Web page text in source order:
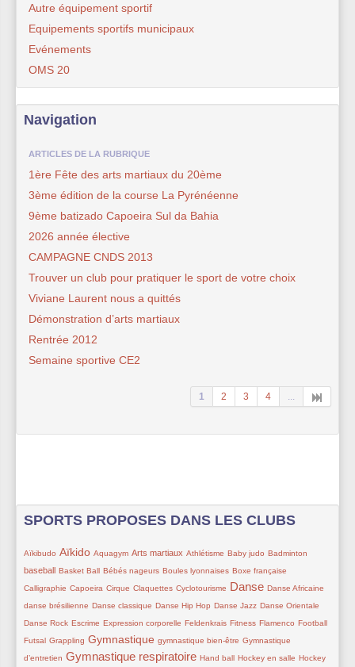
Autre équipement sportif
Equipements sportifs municipaux
Evénements
OMS 20
Navigation
ARTICLES DE LA RUBRIQUE
1ère Fête des arts martiaux du 20ème
3ème édition de la course La Pyrénéenne
9ème batizado Capoeira Sul da Bahia
2026 année élective
CAMPAGNE CNDS 2013
Trouver un club pour pratiquer le sport de votre choix
Viviane Laurent nous a quittés
Démonstration d’arts martiaux
Rentrée 2012
Semaine sportive CE2
1 2 3 4
SPORTS PROPOSES DANS LES CLUBS
11/234
Aïkibudo
112/234Aïkido
38/234 Aquagym
51/234 Arts martiaux
36/234 Athlétisme
48/234 Baby judo
43/234 Badminton
55/234
baseball
38/234 Basket Ball
11/234 Bébés nageurs
47/234 Boules lyonnaises
37/234 Boxe française
18/234
Calligraphie
46/234 Capoeira
38/234 Cirque
11/234 Claquettes
11/234 Cyclotourisme
146/234 Danse
22/234 Danse Africaine
11/234
danse brésilienne
39/234 Danse classique
22/234 Danse Hip Hop
11/234 Danse Jazz
11/234 Danse Orientale
11/234
Danse Rock
11/234 Escrime
39/234 Expression corporelle
29/234 Feldenkrais
22/234 Fitness
11/234 Flamenco
49/234 Football
13/234
Futsal
12/234Grappling
127/234 Gymnastique
14/234 gymnastique bien-être
39/234
Gymnastique
d’entretien
137/234 Gymnastique respiratoire
38/234 Hand ball
11/234 Hockey en salle
11/234
Hockey